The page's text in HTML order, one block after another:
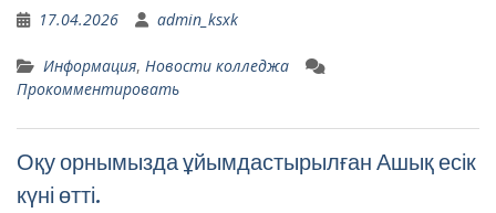
17.04.2026 admin_ksxk
Информация, Новости колледжа
Прокомментировать
Оқу орнымызда ұйымдастырылған Ашық есік
күні өтті.